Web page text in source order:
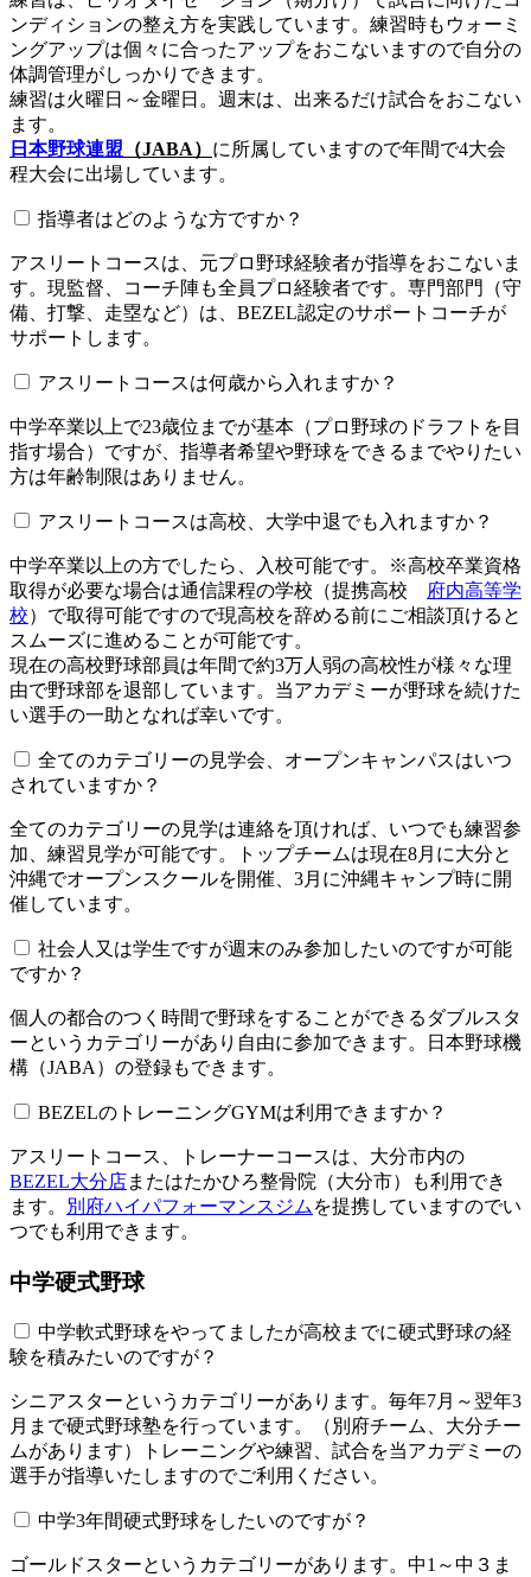
ンディションの整え方を実践しています。練習時もウォーミ
ングアップは個々に合ったアップをおこないますので自分の
体調管理がしっかりできます。
練習は火曜日～金曜日。週末は、出来るだけ試合をおこない
ます。
日本野球連盟 （JABA） に所属していますので年間で4大会
程大会に出場しています。
指導者はどのような方ですか？
アスリートコースは、元プロ野球経験者が指導をおこないま
す。現監督、コーチ陣も全員プロ経験者です。専門部門（守
備、打撃、走塁など）は、BEZEL認定のサポートコーチが
サポートします。
アスリートコースは何歳から入れますか？
中学卒業以上で23歳位までが基本（プロ野球のドラフトを目
指す場合）ですが、指導者希望や野球をできるまでやりたい
方は年齢制限はありません。
アスリートコースは高校、大学中退でも入れますか？
中学卒業以上の方でしたら、入校可能です。※高校卒業資格
取得が必要な場合は通信課程の学校（提携高校
府内高等学
校）で取得可能ですので現高校を辞める前にご相談頂けると
スムーズに進めることが可能です。
現在の高校野球部員は年間で約3万人弱の高校性が様々な理
由で野球部を退部しています。当アカデミーが野球を続けた
い選手の一助となれば幸いです。
全てのカテゴリーの見学会、オープンキャンパスはいつ
されていますか？​​​​​
全てのカテゴリーの見学は連絡を頂ければ、いつでも練習参
加、練習見学が可能です。トップチームは現在8月に大分と
沖縄でオープンスクールを開催、3月に沖縄キャンプ時に開
催しています。
社会人又は学生ですが週末のみ参加したいのですが可能
ですか？
個人の都合のつく時間で野球をすることができるダブルスタ
ーというカテゴリーがあり自由に参加できます。日本野球機
構（JABA）の登録もできます。
BEZELのトレーニングGYMは利用できますか？​​​​​
アスリートコース、トレーナーコースは、大分市内の
BEZEL大分店またはたかひろ整骨院（大分市）も利用でき
ます。
別府ハイパフォーマンスジム を提携していますのでい
つでも利用できます。
中学硬式野球
中学軟式野球をやってましたが高校までに硬式野球の経
験を積みたいのですが？
シニアスターというカテゴリーがあります。毎年7月～翌年3
月まで硬式野球塾を行っています。（別府チーム、大分チー
ムがあります）トレーニングや練習、試合を当アカデミーの
選手が指導いたしますのでご利用ください。
中学3年間硬式野球をしたいのですが？
ゴールドスターというカテゴリーがあります。中1～中３ま